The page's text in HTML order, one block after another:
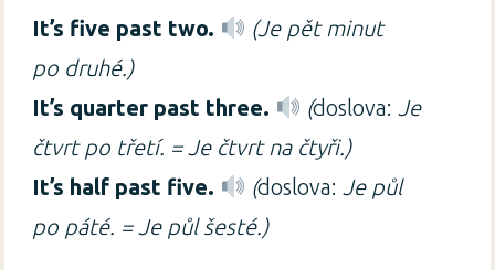
It’s five past two.
(Je pět minut
po druhé.)
It’s quarter past three.
(doslova: Je
čtvrt po třetí. = Je čtvrt na čtyři.)
It’s half past five.
(doslova: Je půl
po páté. = Je půl šesté.)